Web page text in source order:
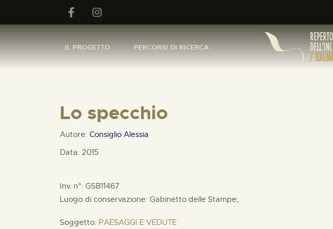
IL PROGETTO PERCORSI DI RICERCA
Lo specchio
Autore: Consiglio Alessia
Data: 2015
Inv. n°: GSB11467
Luogo di conservazione: Gabinetto delle Stampe;
Soggetto: PAESAGGI E VEDUTE